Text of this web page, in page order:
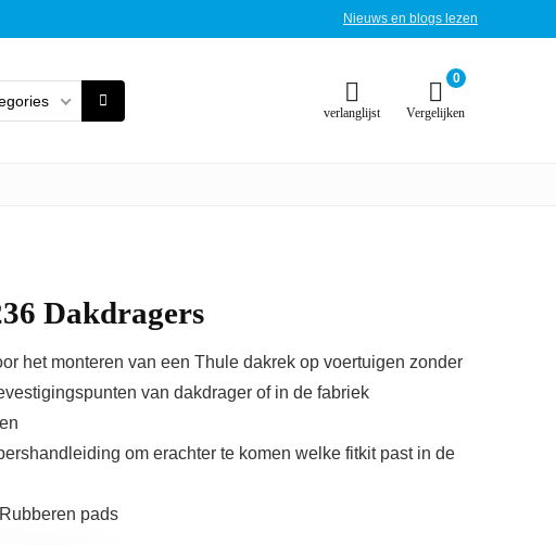
Nieuws en blogs lezen
verlanglijst
0
Vergelijken
Dakdragers
het monteren van een Thule dakrek op voertuigen zonder
van dakdrager of in de fabriek
om erachter te komen welke fitkit past in de
pads